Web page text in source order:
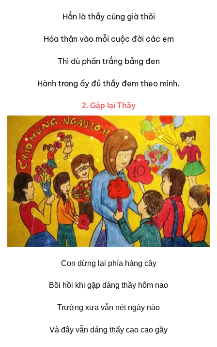
Hẳn là thầy cũng già thôi
Hóa thân vào mỗi cuộc đời các em
Thì dù phấn trắng bảng đen
Hành trang ấy đủ thầy đem theo mình.
2. Gặp lại Thầy
Con dừng lại phía hàng cây
Bồi hồi khi gặp dáng thầy hôm nao
Trường xưa vẫn nét ngày nào
Và đây vẫn dáng thấy cao cao gầy